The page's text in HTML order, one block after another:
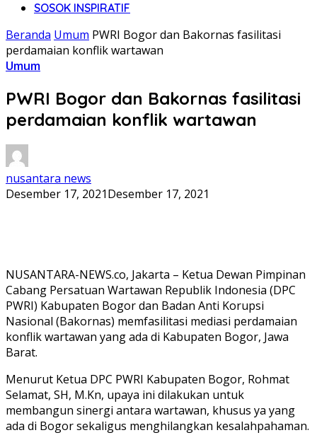
SOSOK INSPIRATIF
Beranda Umum PWRI Bogor dan Bakornas fasilitasi
perdamaian konflik wartawan
Umum
PWRI Bogor dan Bakornas fasilitasi
perdamaian konflik wartawan
nusantara news
Desember 17, 2021Desember 17, 2021
NUSANTARA-NEWS.co, Jakarta – Ketua Dewan Pimpinan
Cabang Persatuan Wartawan Republik Indonesia (DPC
PWRI) Kabupaten Bogor dan Badan Anti Korupsi
Nasional (Bakornas) memfasilitasi mediasi perdamaian
konflik wartawan yang ada di Kabupaten Bogor, Jawa
Barat.
Menurut Ketua DPC PWRI Kabupaten Bogor, Rohmat
Selamat, SH, M.Kn, upaya ini dilakukan untuk
membangun sinergi antara wartawan, khusus ya yang
ada di Bogor sekaligus menghilangkan kesalahpahaman.